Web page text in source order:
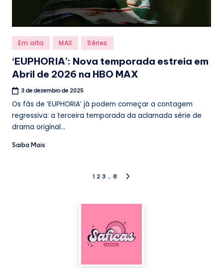
Posted
in
Em alta MAX Séries
‘EUPHORIA’: Nova temporada estreia em
Abril de 2026 na HBO MAX
3 de dezembro de 2025
Os fãs de ‘EUPHORIA’ já podem começar a contagem
regressiva: a terceira temporada da aclamada série de
drama original...
Saiba Mais
1 2 3 … 8